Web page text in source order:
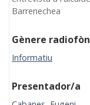
Barrenechea
Gènere
Informatiu
Presentador/a